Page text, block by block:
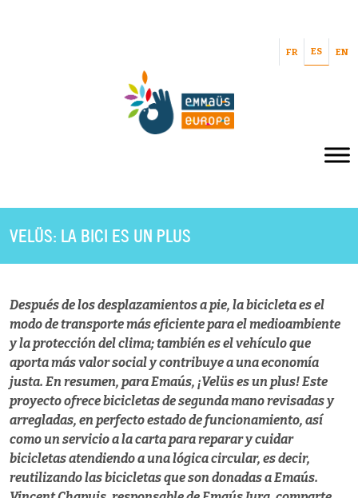
FR ES EN
VELÜS: LA BICI ES UN PLUS
Después de los desplazamientos a pie, la bicicleta es el
modo de transporte más eficiente para el medioambiente
y la protección del clima; también es el vehículo que
aporta más valor social y contribuye a una economía
justa. En resumen, para Emaús, ¡Velüs es un plus! Este
proyecto ofrece bicicletas de segunda mano revisadas y
arregladas, en perfecto estado de funcionamiento, así
como un servicio a la carta para reparar y cuidar
bicicletas atendiendo a una lógica circular, es decir,
reutilizando las bicicletas que son donadas a Emaús.